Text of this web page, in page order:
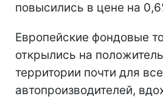
повысились в цене на
Европейские фондовые
открылись на
территории почти для
автопроизводителей,